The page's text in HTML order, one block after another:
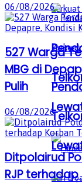
06/08/2026
527 Warga
MBG di
Pulih
06/08/2026
Ditpolairud
RJP